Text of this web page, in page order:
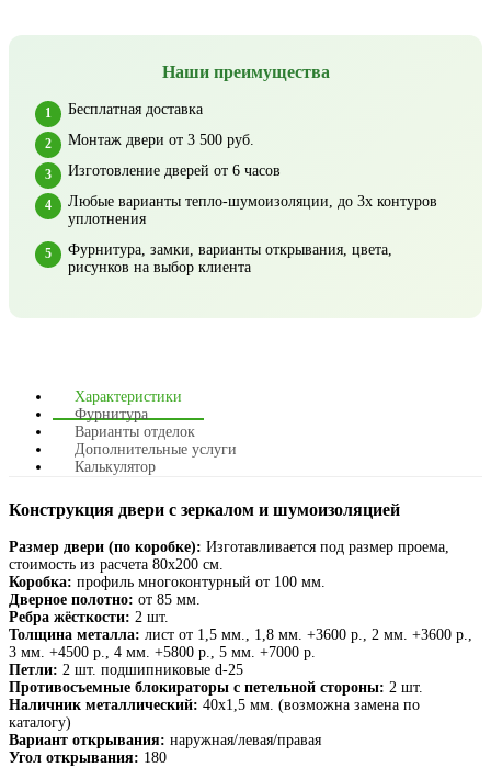
Наши преимущества
Бесплатная доставка
Монтаж двери от 3 500 руб.
Изготовление дверей от 6 часов
Любые варианты тепло-шумоизоляции, до 3х контуров
уплотнения
Фурнитура, замки, варианты открывания, цвета,
рисунков на выбор клиента
Характеристики
Фурнитура
Варианты отделок
Дополнительные услуги
Калькулятор
Конструкция двери с зеркалом и шумоизоляцией
Размер двери (по коробке): Изготавливается под размер проема,
стоимость из расчета 80х200 см.
Коробка: профиль многоконтурный от 100 мм.
Дверное полотно: от 85 мм.
Ребра жёсткости: 2 шт.
Толщина металла: лист от 1,5 мм., 1,8 мм. +3600 р., 2 мм. +3600 р.,
3 мм. +4500 р., 4 мм. +5800 р., 5 мм. +7000 р.
Петли: 2 шт. подшипниковые d-25
Противосъемные блокираторы с петельной стороны: 2 шт.
Наличник металлический: 40х1,5 мм. (возможна замена по
каталогу)
Вариант открывания: наружная/левая/правая
Угол открывания: 180